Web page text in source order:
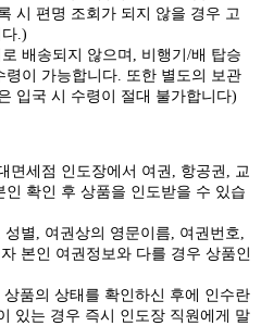
시 편명 조회가 되지 않을 경우 고
.)
배송되지 않으며, 비행기/배 탑승
령이 가능합니다. 또한 별도의 보관
입국 시 수령이 절대 불가합니다)
면세점 인도장에서 여권, 항공권, 교
인 확인 후 상품을 인도받을 수 있습
별, 여권상의 영문이름, 여권번호,
본인 여권정보와 다를 경우 상품인
품의 상태를 확인하신 후에 인수란
있는 경우 즉시 인도장 직원에게 말